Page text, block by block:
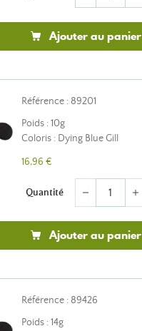
Ajouter au panier
Référence : 89201
Poids : 10g
Coloris : Dying Blue Gill
16,96 €
Quantité remove add
Ajouter au panier
Référence : 89426
Poids : 14g